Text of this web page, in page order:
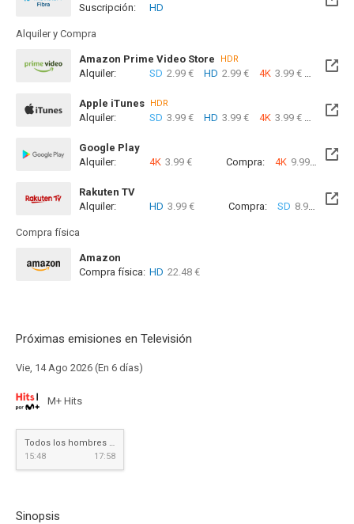
Disponible hasta el Jue, 31 Dic 2026 (Quedan 4 meses)
Suscripción: HD
Alquiler y Compra
Amazon Prime Video Store HDR
Alquiler: SD 2.99 € HD 2.99 € 4K 3.99 €
Apple iTunes HDR
Alquiler: SD 3.99 € HD 3.99 € 4K 3.99 €
Google Play
Alquiler:
4K 3.99 € Compra: 4K 9.99 €
Rakuten TV
Alquiler:
HD 3.99 € Compra: SD 8.99 € HD
Compra física
Amazon
Compra física: HD 22.48 €
Próximas emisiones en Televisión
Vie, 14 Ago 2026 (En 6 días)
M+ Hits
Todos los hombres del presidente
15:48
17:58
Sinopsis